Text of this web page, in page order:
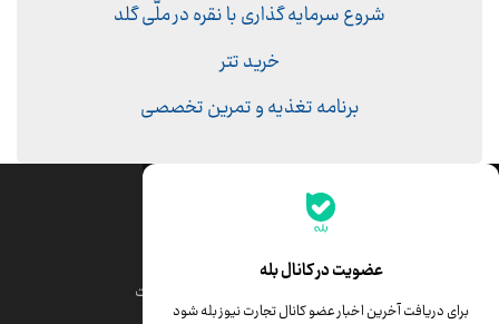
شروع سرمایه گذاری با نقره در ملّی گلد
خرید تتر
برنامه تغذیه و تمرین تخصصی
عضویت در کانال بله
برای دریافت آخرین اخبار عضو کانال تجارت نیوز بله شود
جدیدترین قیمت‌ها
قیمت درهم امارات